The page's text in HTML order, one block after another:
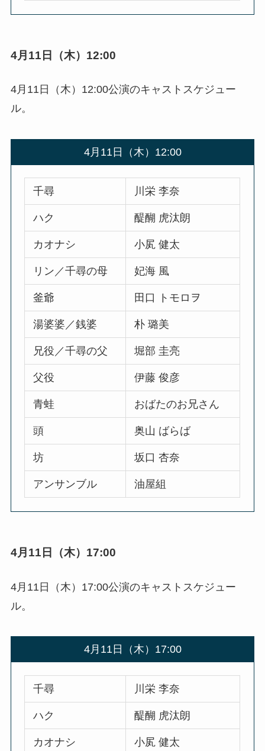
4月11日（木）12:00
4月11日（木）12:00公演のキャストスケジュー
ル。
4月11日（木）12:00
千尋 川栄 李奈
ハク 醍醐 虎汰朗
カオナシ 小㞍 健太
リン／千尋の母 妃海 風
釜爺 田口 トモロヲ
湯婆婆／銭婆 朴 璐美
兄役／千尋の父 堀部 圭亮
父役 伊藤 俊彦
青蛙 おばたのお兄さん
頭 奥山 ばらば
坊 坂口 杏奈
アンサンブル 油屋組
4月11日（木）17:00
4月11日（木）17:00公演のキャストスケジュー
ル。
4月11日（木）17:00
千尋 川栄 李奈
ハク 醍醐 虎汰朗
カオナシ 小㞍 健太